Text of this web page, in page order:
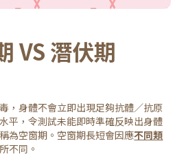
VS 潛伏期
，身體不會立即出現足夠抗體／抗原
平，令測試未能即時準確反映出身體
為空窗期。空窗期長短會因應不同類
不同。